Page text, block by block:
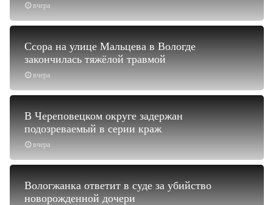
вчера
вчера
Ссора на улице Мальцева в Вологде
закончилась тяжёлой травмой
вчера
В Череповецком округе задержан
подозреваемый в серии краж
Вологжанка ответит в суде за убийство
новорожденной дочери